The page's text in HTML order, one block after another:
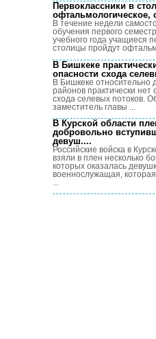
Первоклассники в
офтальмологическое,
В течение недели
обучения первого
учебного года учащиеся
столицы пройдут
В Бишкеке
опасности схода
В Бишкеке относительно
районов практически нет
схода селевых потоков.
заместитель главы ...
В Курской области
добровольно
девуш....
Российские войска в
взяли в плен несколько
которых оказалась
военнослужащая,
...